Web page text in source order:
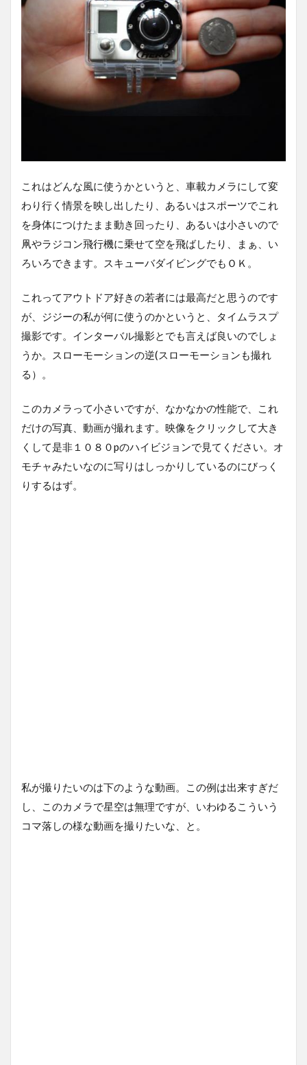
これはどんな風に使うかというと、車載カメラにして変
わり行く情景を映し出したり、あるいはスポーツでこれ
を身体につけたまま動き回ったり、あるいは小さいので
凧やラジコン飛行機に乗せて空を飛ばしたり、まぁ、い
ろいろできます。スキューバダイビングでもＯＫ。
これってアウトドア好きの若者には最高だと思うのです
が、ジジーの私が何に使うのかというと、タイムラスプ
撮影です。インターバル撮影とでも言えば良いのでしょ
うか。スローモーションの逆(スローモーションも撮れ
る）。
このカメラって小さいですが、なかなかの性能で、これ
だけの写真、動画が撮れます。映像をクリックして大き
くして是非１０８０pのハイビジョンで見てください。オ
モチャみたいなのに写りはしっかりしているのにびっく
りするはず。
私が撮りたいのは下のような動画。この例は出来すぎだ
し、このカメラで星空は無理ですが、いわゆるこういう
コマ落しの様な動画を撮りたいな、と。